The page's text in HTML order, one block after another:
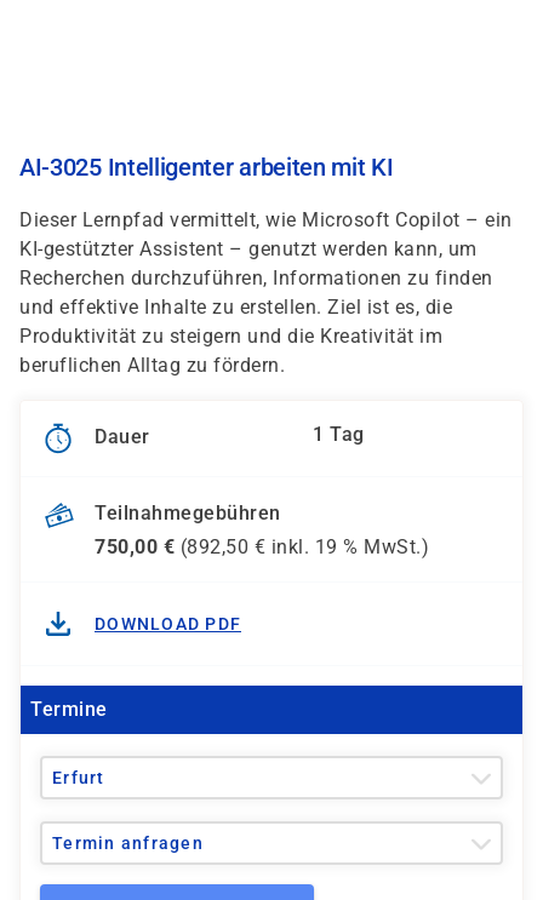
AI-3025 Intelligenter arbeiten mit KI
Dieser Lernpfad vermittelt, wie Microsoft Copilot – ein
KI-gestützter Assistent – genutzt werden kann, um
Recherchen durchzuführen, Informationen zu finden
und effektive Inhalte zu erstellen. Ziel ist es, die
Produktivität zu steigern und die Kreativität im
beruflichen Alltag zu fördern.
Dauer 1 Tag
Teilnahmegebühren
750,00 € (892,50 € inkl. 19 % MwSt.)
DOWNLOAD PDF
Termine
Erfurt
Termin anfragen